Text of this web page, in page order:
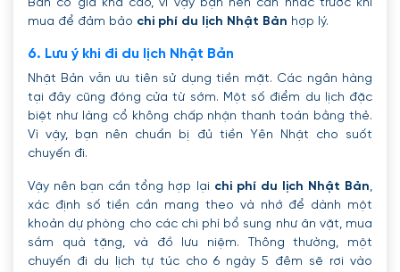
Bản có giá khá cao, vì vậy bạn nên cân nhắc trước khi
mua để đảm bảo chi phí du lịch Nhật Bản hợp lý.
6. Lưu ý khi đi du lịch Nhật Bản
Nhật Bản vẫn ưu tiên sử dụng tiền mặt. Các ngân hàng
tại đây cũng đóng cửa từ sớm. Một số điểm du lịch đặc
biệt như làng cổ không chấp nhận thanh toán bằng thẻ.
Vì vậy, bạn nên chuẩn bị đủ tiền Yên Nhật cho suốt
chuyến đi.
Vậy nên bạn cần tổng hợp lại chi phí du lịch Nhật Bản,
xác định số tiền cần mang theo và nhớ để dành một
khoản dự phòng cho các chi phí bổ sung như ăn vặt, mua
sắm quà tặng, và đồ lưu niệm. Thông thường, một
chuyến đi du lịch tự túc cho 6 ngày 5 đêm sẽ rơi vào